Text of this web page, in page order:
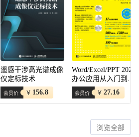
遥感干涉高光谱成像
仪定标技术
会员价 ￥ 156.8
Word/Excel/PPT 2021
办公应用从入门到精
通
会员价 ￥ 27.16
浏览全部